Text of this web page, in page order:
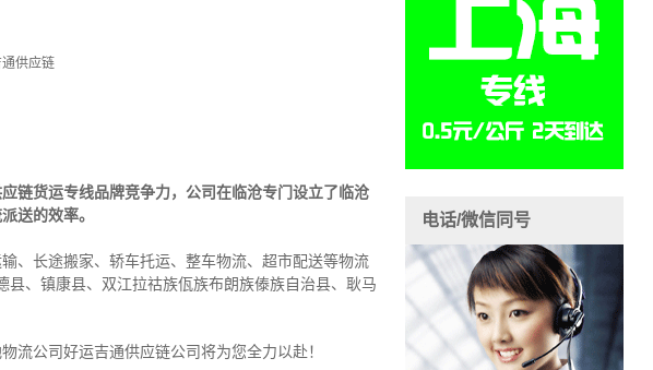
供应链
链货运专线品牌竞争力，公司在临沧专门设立了临沧
送的效率。
、长途搬家、轿车托运、整车物流、超市配送等物流
、镇康县、双江拉祜族佤族布朗族傣族自治县、耿马
流公司好运吉通供应链公司将为您全力以赴！
电话/微信同号